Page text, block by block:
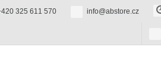
325 611 570 info@abstore.cz